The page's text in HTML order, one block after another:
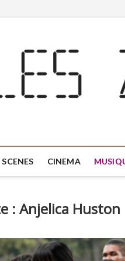
SCENES CINEMA
: Anjelica Huston